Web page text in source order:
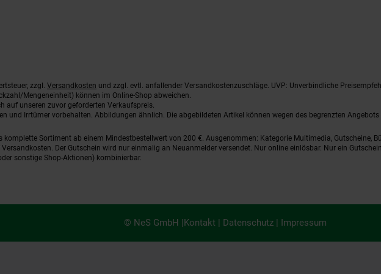
zzgl. Versandkosten und zzgl. evtl. anfallender Versandkostenzuschläge. UVP: Unverbindliche
Mengeneinheit) können im Online-Shop abweichen.
auf unseren zuvor geforderten Verkaufspreis.
und Irrtümer vorbehalten. Abbildungen ähnlich. Die abgebildeten Artikel können wegen des begrenzten
Sortiment ab einem Mindestbestellwert von 200 €. Ausgenommen: Kategorie Multimedia, Gutscheine,
Der Gutschein wird nur einmalig an Neuanmelder versendet. Nur online einlösbar. Nur ein
sonstige Shop-Aktionen) kombinierbar.
© NeS GmbH |Kontakt | Datenschutz | Impressum